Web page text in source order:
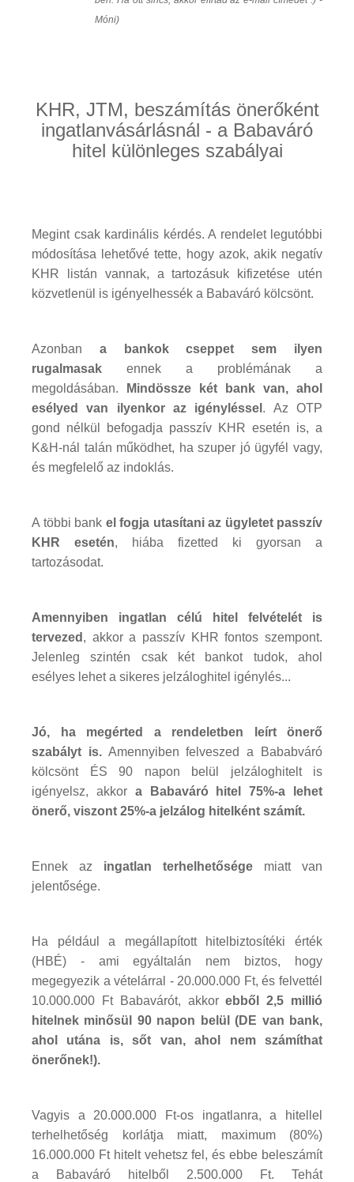
Móni)
KHR, JTM, beszámítás önerőként
ingatlanvásárlásnál - a Babaváró
hitel különleges szabályai
Megint csak kardinális kérdés. A rendelet legutóbbi
módosítása lehetővé tette, hogy azok, akik negatív
KHR listán vannak, a tartozásuk kifizetése utén
közvetlenül is igényelhessék a Babaváró kölcsönt.
Azonban a bankok cseppet sem ilyen
rugalmasak ennek a problémának a
megoldásában.
Mindössze két bank van, ahol
esélyed van ilyenkor az igényléssel . Az OTP
gond nélkül befogadja passzív KHR esetén is, a
K&H-nál talán működhet, ha szuper jó ügyfél vagy,
és megfelelő az indoklás.
A többi bank el fogja utasítani az ügyletet passzív
KHR esetén, hiába fizetted ki gyorsan a
tartozásodat.
Amennyiben ingatlan célú hitel felvételét is
tervezed , akkor a passzív KHR fontos szempont.
Jelenleg szintén csak két bankot tudok, ahol
esélyes lehet a sikeres jelzáloghitel igénylés...
Jó, ha megérted a rendeletben leírt önerő
szabályt is.Amennyiben felveszed a Bababváró
kölcsönt ÉS 90 napon belül jelzáloghitelt is
igényelsz, akkor a Babaváró hitel 75%-a lehet
önerő, viszont 25%-a jelzálog hitelként számít.
Ennek az ingatlan terhelhetősége miatt van
jelentősége.
Ha például a megállapított hitelbiztosítéki érték
(HBÉ) - ami egyáltalán nem biztos, hogy
megegyezik a vételárral - 20.000.000 Ft, és felvettél
10.000.000 Ft Babavárót, akkorebből 2,5 millió
hitelnek minősül 90 napon belül (DE van bank,
ahol utána is, sőt van, ahol nem számíthat
önerőnek!).
Vagyis a 20.000.000 Ft-os ingatlanra, a hitellel
terhelhetőség korlátja miatt, maximum (80%)
16.000.000 Ft hitelt vehetsz fel, és ebbe beleszámít
a Babaváró hitelből 2.500.000 Ft. Tehát